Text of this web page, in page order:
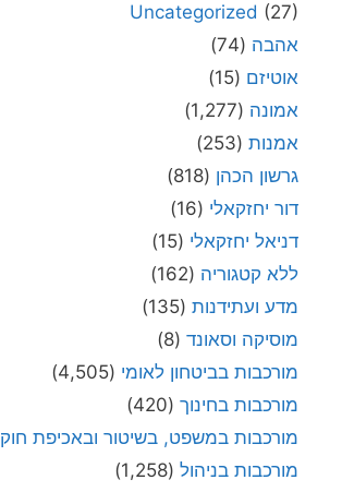
Uncategorized (27)
אהבה (74)
אוטיזם (15)
אמונה (1,277)
אמנות (253)
גרשון הכהן (818)
דור יחזקאלי (16)
דניאל יחזקאלי (15)
ללא קטגוריה (162)
מדע ועתידנות (135)
מוסיקה וסאונד (8)
מורכבות בביטחון לאומי (4,505)
מורכבות בחינוך (420)
מורכבות במשפט, בשיטור ובאכיפת חוק
מורכבות בניהול (1,258)